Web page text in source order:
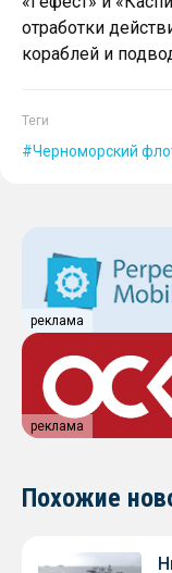
отработки
кораблей и
Теги
Черноморский
реклама
реклама
Похожие